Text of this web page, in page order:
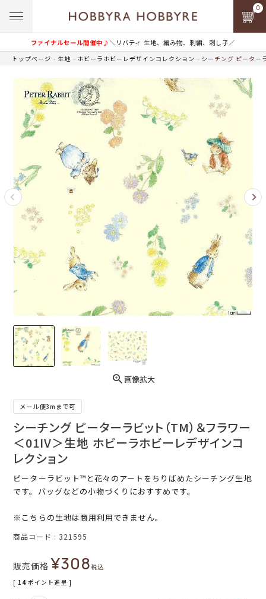
ファイナルセール開催中♪＼リバティ 生地、編み物、刺繍、刺し子／
0
トップページ 生地 ホビーラホビーレデザインコレクション シーチング ピーター
画像拡大
メール便3mまで可
シーチング ピーターラビット（TM）＆フラワー
＜01IV＞生地 ホビーラホビーレデザインコ
レクション
ピーターラビット™と花々のアートをちりばめたシーチング生地
です。バッグなどの小物づくりにおすすめです。
※こちらの生地は商用利用できません。
商品コード 321595
販売価格 ¥308税込
[ 14 ポイント進呈 ]